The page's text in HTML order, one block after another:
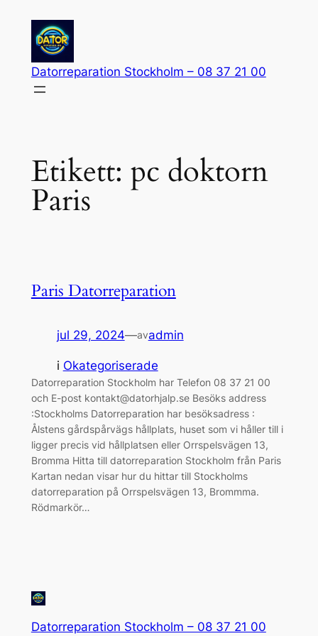
innehåll
Datorreparation Stockholm – 08 37 21 00
Etikett: pc doktorn
Paris
Paris Datorreparation
jul 29, 2024—avadmin
i Okategoriserade
Datorreparation Stockholm har Telefon 08 37 21 00
och E-post kontakt@datorhjalp.se Besöks address
:Stockholms Datorreparation har besöksadress :
Ålstens gårdspårvägs hållplats, huset som vi håller till i
ligger precis vid hållplatsen eller Orrspelsvägen 13,
Bromma Hitta till datorreparation Stockholm från Paris
Kartan nedan visar hur du hittar till Stockholms
datorreparation på Orrspelsvägen 13, Brommma.
Rödmarkör…
Datorreparation Stockholm – 08 37 21 00